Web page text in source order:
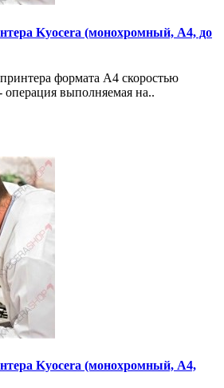
Kyocera (монохромный, A4, до
формата A4 скоростью
операция выполняемая на..
Kyocera (монохромный, A4,